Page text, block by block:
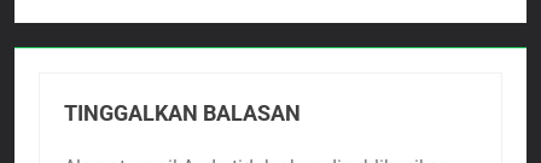
TINGGALKAN BALASAN